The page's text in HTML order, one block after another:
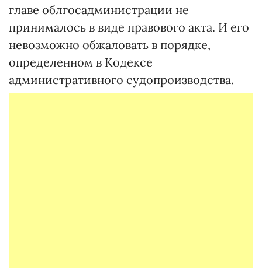
главе облгосадминистрации не
принималось в виде правового акта. И его
невозможно обжаловать в порядке,
определенном в Кодексе
административного судопроизводства.